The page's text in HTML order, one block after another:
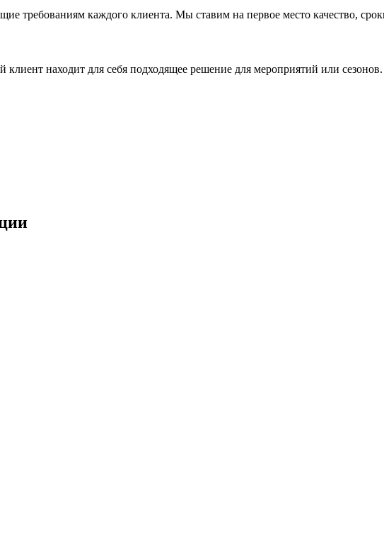
требованиям каждого клиента. Мы ставим на первое место качество,
находит для себя подходящее решение для мероприятий или сезонов.